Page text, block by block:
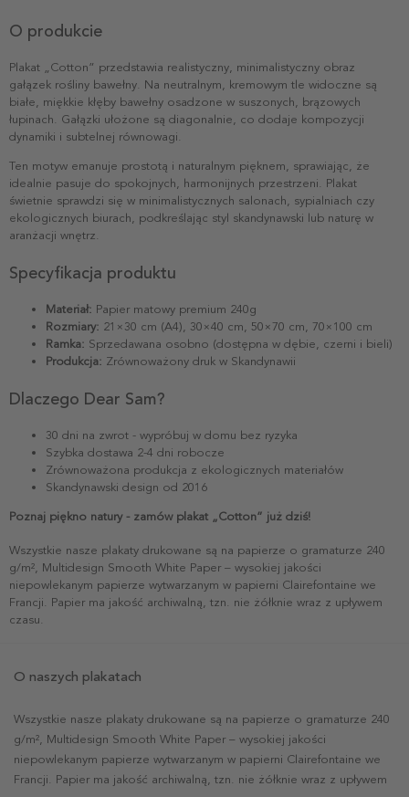
O produkcie
Plakat „Cotton” przedstawia realistyczny, minimalistyczny obraz
gałązek rośliny bawełny. Na neutralnym, kremowym tle widoczne są
białe, miękkie kłęby bawełny osadzone w suszonych, brązowych
łupinach. Gałązki ułożone są diagonalnie, co dodaje kompozycji
dynamiki i subtelnej równowagi.
Ten motyw emanuje prostotą i naturalnym pięknem, sprawiając, że
idealnie pasuje do spokojnych, harmonijnych przestrzeni. Plakat
świetnie sprawdzi się w minimalistycznych salonach, sypialniach czy
ekologicznych biurach, podkreślając styl skandynawski lub naturę w
aranżacji wnętrz.
Specyfikacja produktu
Materiał: Papier matowy premium 240g
Rozmiary: 21×30 cm (A4), 30×40 cm, 50×70 cm, 70×100 cm
Ramka: Sprzedawana osobno (dostępna w dębie, czerni i bieli)
Produkcja: Zrównoważony druk w Skandynawii
Dlaczego Dear Sam?
30 dni na zwrot - wypróbuj w domu bez ryzyka
Szybka dostawa 2-4 dni robocze
Zrównoważona produkcja z ekologicznych materiałów
Skandynawski design od 2016
Poznaj piękno natury - zamów plakat „Cotton” już dziś!
Wszystkie nasze plakaty drukowane są na papierze o gramaturze 240
g/m², Multidesign Smooth White Paper – wysokiej jakości
niepowlekanym papierze wytwarzanym w papierni Clairefontaine we
Francji. Papier ma jakość archiwalną, tzn. nie żółknie wraz z upływem
czasu.
O naszych plakatach
Wszystkie nasze plakaty drukowane są na papierze o gramaturze 240
g/m², Multidesign Smooth White Paper – wysokiej jakości
niepowlekanym papierze wytwarzanym w papierni Clairefontaine we
Francji. Papier ma jakość archiwalną, tzn. nie żółknie wraz z upływem